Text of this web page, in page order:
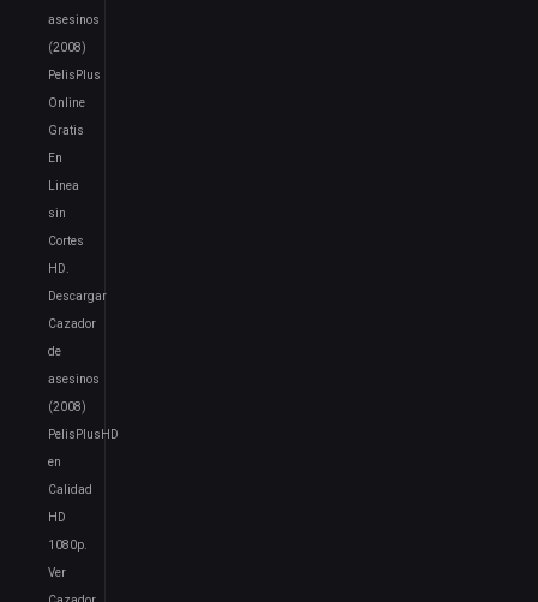
asesinos
(2008)
PelisPlus
Online
Gratis
En
Linea
sin
Cortes
HD.
Descargar
Cazador
de
asesinos
(2008)
PelisPlusHD
en
Calidad
HD
1080p.
Ver